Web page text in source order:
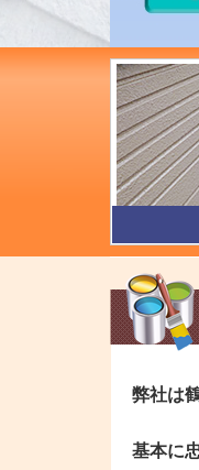
弊社は
基本に